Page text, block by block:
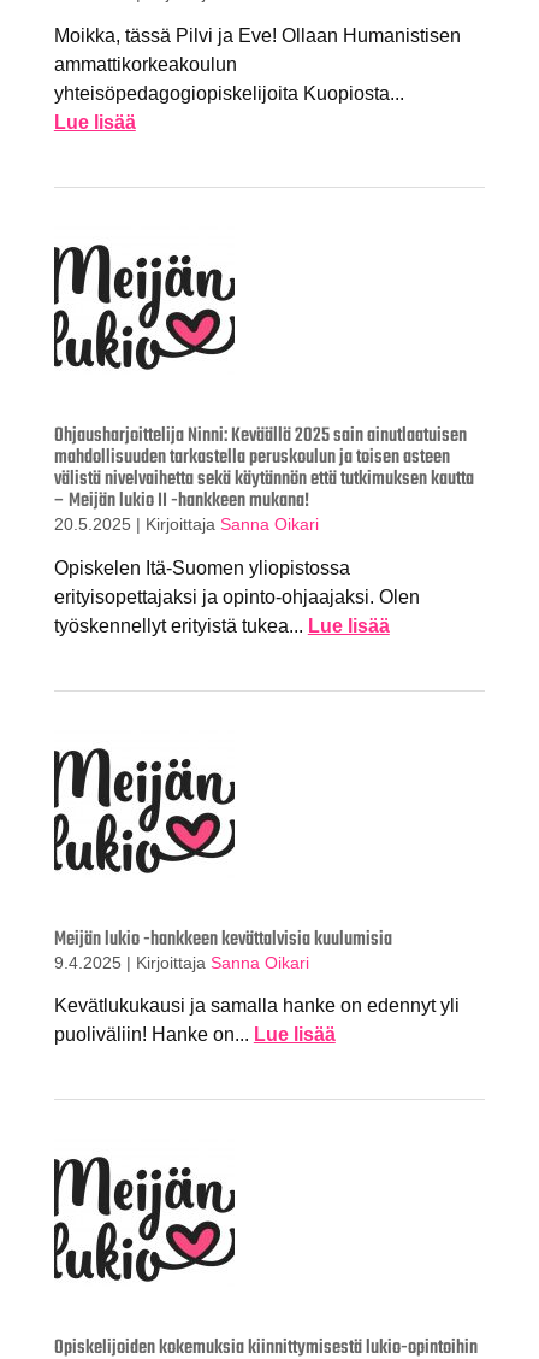
Moikka, tässä Pilvi ja Eve! Ollaan Humanistisen
ammattikorkeakoulun
yhteisöpedagogiopiskelijoita Kuopiosta...
Lue lisää
Ohjausharjoittelija Ninni: Keväällä 2025 sain ainutlaatuisen
mahdollisuuden tarkastella peruskoulun ja toisen asteen
välistä nivelvaihetta sekä käytännön että tutkimuksen kautta
– Meijän lukio II -hankkeen mukana!
20.5.2025 | Kirjoittaja Sanna Oikari
Opiskelen Itä-Suomen yliopistossa
erityisopettajaksi ja opinto-ohjaajaksi. Olen
työskennellyt erityistä tukea... Lue lisää
Meijän lukio -hankkeen kevättalvisia kuulumisia
9.4.2025 | Kirjoittaja Sanna Oikari
Kevätlukukausi ja samalla hanke on edennyt yli
puoliväliin! Hanke on... Lue lisää
Opiskelijoiden kokemuksia kiinnittymisestä lukio-opintoihin